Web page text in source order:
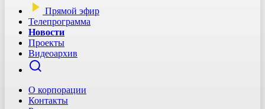
Прямой эфир
Телепрограмма
Новости
Проекты
Видеоархив
О корпорации
Контакты